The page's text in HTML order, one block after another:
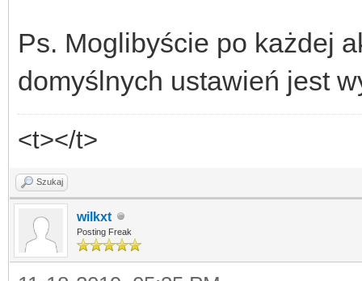
Ps. Moglibyście po każdej
domyślnych ustawień jest
<t></t>
Szukaj
wilkxt
Posting Freak